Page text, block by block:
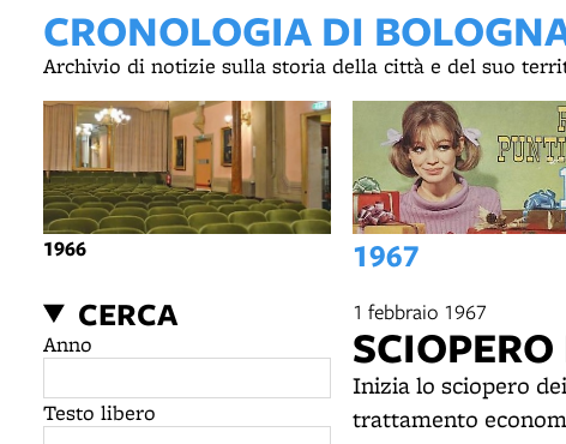
CRONOLOGIA DI
Archivio di notizie sulla storia della città e del suo
1966 1967
CERCA
Anno
Testo libero
1 febbraio 1967
Inizia lo sciopero
trattamento